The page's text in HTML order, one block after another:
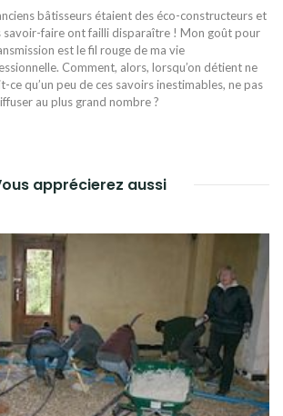
bâtisseurs étaient des éco-constructeurs et
savoir-faire ont failli disparaître ! Mon goût pour
est le fil rouge de ma vie
Comment, alors, lorsqu’on détient ne
ce qu’un peu de ces savoirs inestimables, ne pas
au plus grand nombre ?
apprécierez aussi